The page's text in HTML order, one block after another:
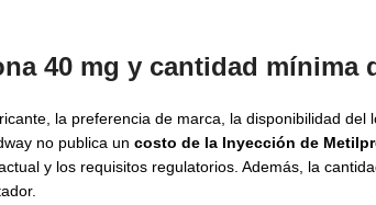
40 mg y cantidad mínima
la preferencia de marca, la disponibilidad del
no publica un costo de la Inyección de
y los requisitos regulatorios. Además, la